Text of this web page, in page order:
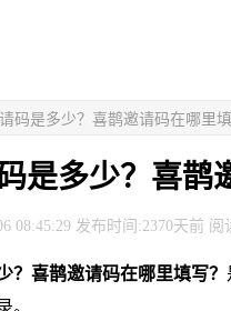
码是多少？喜鹊邀请码在哪里填
是多少？喜鹊
08:45:29 发布时间:2370天前 阅
？喜鹊邀请码在哪里填写？
。